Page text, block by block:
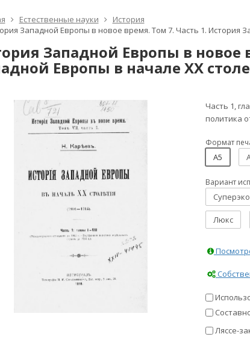
Естественные науки
История
Западной Европы в новое время. Том 7. Часть 1. История
Западной Европы в новое
Европы в начале XX
Часть 1,
политика
Формат
A5
Вариант
Люкс
Ляссе-